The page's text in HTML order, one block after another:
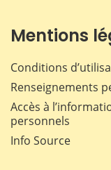
Mentions
Conditions
Renseignements
Accès à
personnels
Info Source